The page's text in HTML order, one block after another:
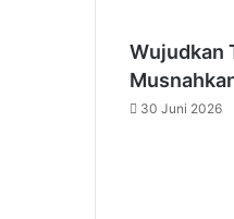
Wujudkan
30 Juni 2026